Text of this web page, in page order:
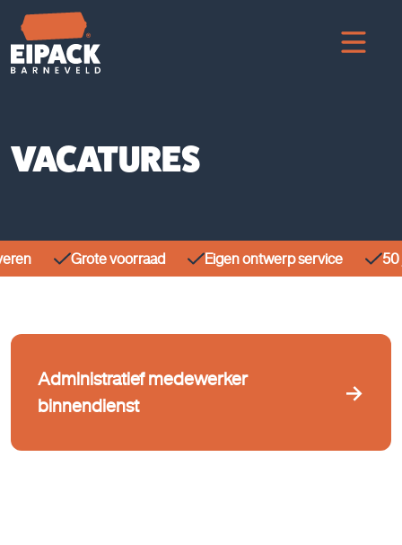
VACATURES
Grote voorraad Eigen ontwerp service 50
Administratief medewerker
binnendienst